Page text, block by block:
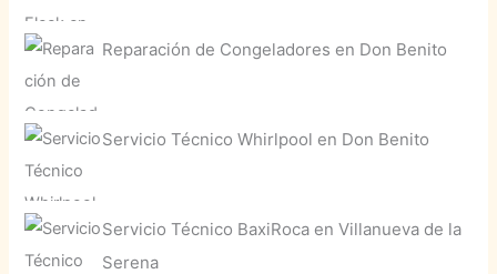
Reparación de Congeladores en Don Benito
Servicio Técnico Whirlpool en Don Benito
Servicio Técnico BaxiRoca en Villanueva de la
Serena